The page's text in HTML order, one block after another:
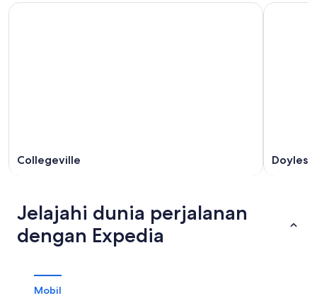
Collegeville
Jelajahi dunia perjalanan
dengan Expedia
Mobil